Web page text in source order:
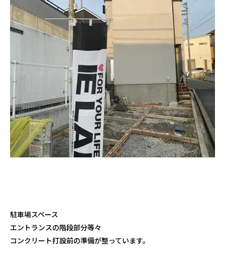
駐車場スペース
エントランスの階段部分等々
コンクリート打設前の準備が整っています。